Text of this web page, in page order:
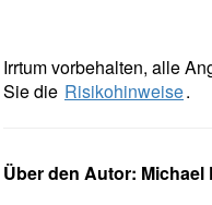
Irrtum vorbehalten, alle
Sie die Risikohinweise.
Über den Autor: Michael